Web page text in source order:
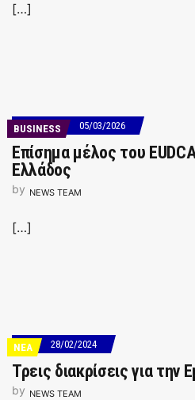
[…]
BUSINESS 05/03/2026
Επίσημα μέλος του
Ελλάδος
by NEWS TEAM
[…]
ΝΕΑ 28/02/2024
Τρεις διακρίσεις για την
by NEWS TEAM